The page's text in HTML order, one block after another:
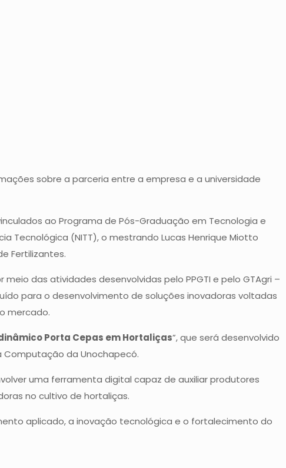
sobre a parceria entre a empresa e a universidade
ao Programa de Pós-Graduação em Tecnologia e
Tecnológica (NITT), o mestrando Lucas Henrique Miotto
Fertilizantes.
das atividades desenvolvidas pelo PPGTI e pelo GTAgri –
para o desenvolvimento de soluções inovadoras voltadas
mercado.
Porta Cepas em Hortaliças”, que será desenvolvido
Computação da Unochapecó.
uma ferramenta digital capaz de auxiliar produtores
no cultivo de hortaliças.
aplicado, a inovação tecnológica e o fortalecimento do